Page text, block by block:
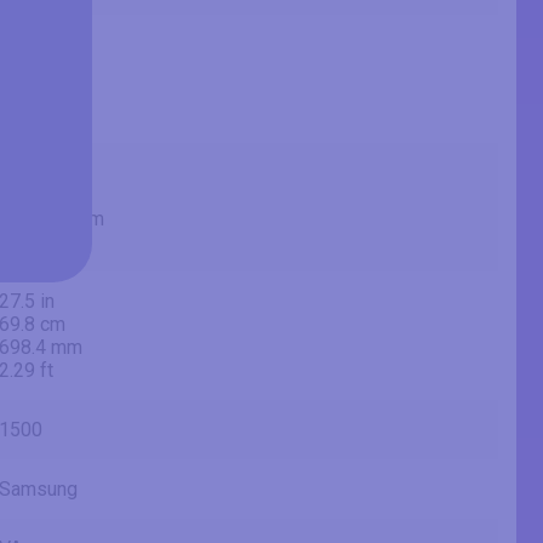
697.344 mm
27.5 in
69.8 cm
698.4 mm
2.29 ft
1500
Samsung